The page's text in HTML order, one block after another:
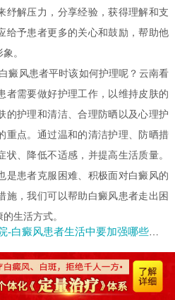
纾解压力，分享经验，获得理解和支
给予患者更多的关心和鼓励，帮助他
。
风患者平时该如何护理呢？云南看
者需要做好护理工作，以维持皮肤的
的护理和清洁、合理防晒以及心理护
重点。通过温和的清洁护理、防晒措
、降低不适感，并提高生活质量。
是患者克服困难、积极面对白癜风的
施，我们可以帮助白癜风患者走出困
生活方式。
风患者生活中要加强哪些方面的保健呢